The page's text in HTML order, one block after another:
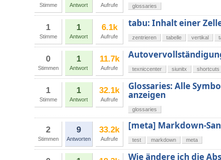
Stimme Antwort Aufrufe glossaries
1
Stimme
1
Antwort
6.1k
Aufrufe
tabu: Inhalt einer
zentrieren tabelle vertikal
0
Stimmen
1
Antwort
11.7k
Aufrufe texniccenter siunitx shortcuts
1
Stimme
1
Antwort
32.1k
Aufrufe
Glossaries: Alle
anzeigen
glossaries
2
Stimmen
9
Antworten
33.2k
Aufrufe
[meta] Markdown-
test markdown meta
Wie ändere ich die